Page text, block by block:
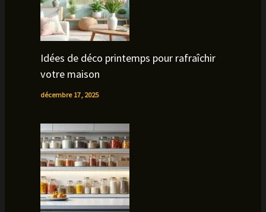
Idées de déco printemps pour rafraîchir
votre maison
décembre 17, 2025